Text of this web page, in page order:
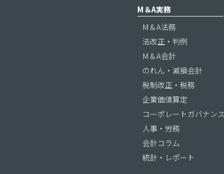
M＆A実務
M＆A法務
法改正・判例
M＆A会計
のれん・減損会計
税制改正・税務
企業価値算定
コーポレートガバナンス
人事・労務
会計コラム
統計・レポート